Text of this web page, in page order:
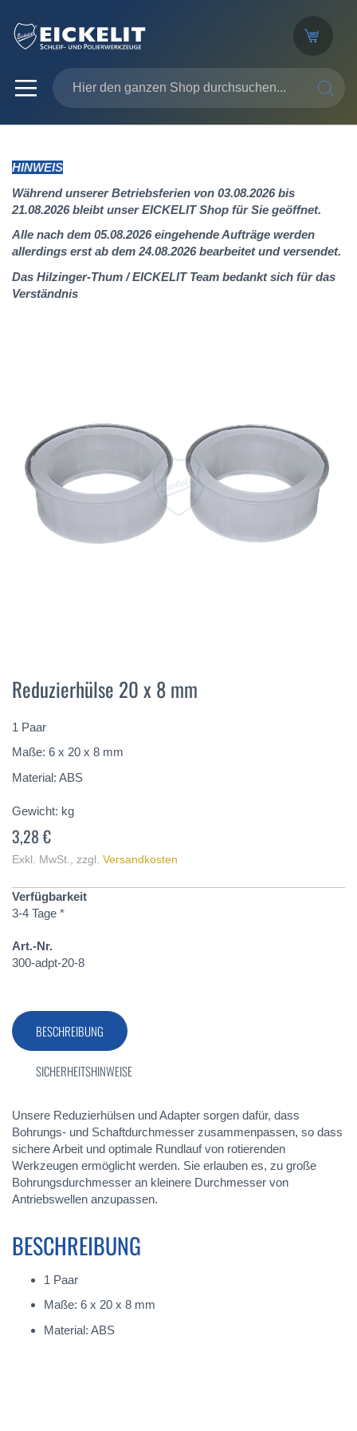
SUCHE
HINWEIS
Während unserer Betriebsferien von 03.08.2026 bis
21.08.2026 bleibt unser EICKELIT Shop für Sie geöffnet.
Alle nach dem 05.08.2026 eingehende Aufträge werden
allerdings erst ab dem 24.08.2026 bearbeitet und versendet.
Das Hilzinger-Thum / EICKELIT Team bedankt sich für das
Verständnis
der
springen
Reduzierhülse 20 x 8 mm
1 Paar
Maße: 6 x 20 x 8 mm
Material: ABS
Gewicht: kg
3,28 €
Exkl. MwSt. zzgl. Versandkosten
Verfügbarkeit
3-4 Tage *
Art.-Nr.
300-adpt-20-8
BESCHREIBUNG
Unsere Reduzierhülsen und Adapter sorgen dafür, dass
Bohrungs- und Schaftdurchmesser zusammenpassen, so dass
sichere Arbeit und optimale Rundlauf von rotierenden
Werkzeugen ermöglicht werden. Sie erlauben es, zu große
Bohrungsdurchmesser an kleinere Durchmesser von
Antriebswellen anzupassen.
BESCHREIBUNG
1 Paar
Maße: 6 x 20 x 8 mm
Material: ABS
SICHERHEITSHINWEISE